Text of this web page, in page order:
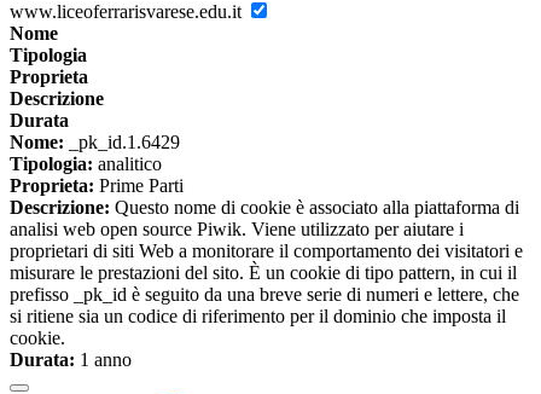
www.liceoferrarisvarese.edu.it
Nome
Tipologia
Proprieta
Descrizione
Durata
Nome: _pk_id.1.6429
Tipologia: analitico
Proprieta: Prime Parti
Descrizione: Questo nome di cookie è associato alla piattaforma di
analisi web open source Piwik. Viene utilizzato per aiutare i
proprietari di siti Web a monitorare il comportamento dei visitatori e
misurare le prestazioni del sito. È un cookie di tipo pattern, in cui il
prefisso _pk_id è seguito da una breve serie di numeri e lettere, che
si ritiene sia un codice di riferimento per il dominio che imposta il
cookie.
Durata: 1 anno